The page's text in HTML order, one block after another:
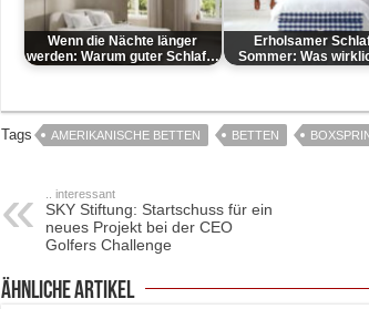
Wenn die Nächte länger
werden: Warum guter Schlaf…
Erholsamer
Sommer: Was
Tags AMERIKANISCHE BETTEN BETTEN
.. interessant
SKY Stiftung: Startschuss für ein
neues Projekt bei der CEO
Golfers Challenge
ähnliche Artikel